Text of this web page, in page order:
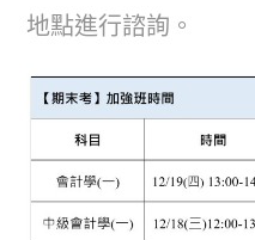
地點進行諮詢。